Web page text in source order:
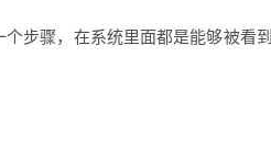
步骤，在系统里面都是能够被看